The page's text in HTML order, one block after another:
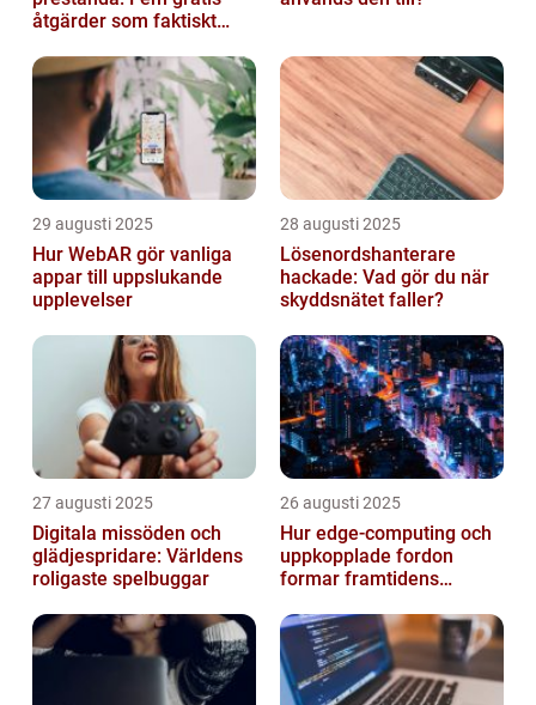
åtgärder som faktiskt
29 augusti 2025
Hur WebAR gör vanliga
appar till uppslukande
upplevelser
28 augusti 2025
Lösenordshanterare
hackade: Vad gör du när
skyddsnätet faller?
27 augusti 2025
Digitala missöden och
glädjespridare: Världens
roligaste spelbuggar
26 augusti 2025
Hur edge‑computing och
uppkopplade fordon
formar framtidens